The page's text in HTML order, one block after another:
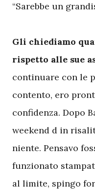
“Sarebbe un
Gli chiediamo
rispetto alle sue
continuare con le
contento, ero
confidenza. Dopo
weekend d in
niente. Pensavo
funzionato
al limite, spingo